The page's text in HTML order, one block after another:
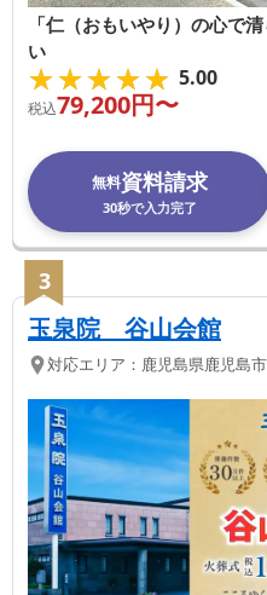
「仁（おもいやり）の心で
い
★★★★★
★★★★★ 5.00
税込79,200円〜
無料資料請求
30秒で入力完了
3
玉泉院 谷山会館
対応エリア： 鹿児島県鹿児島市